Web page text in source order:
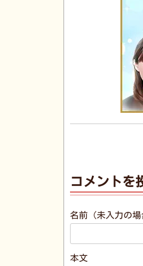
コメントを
名前（未入力の
本文